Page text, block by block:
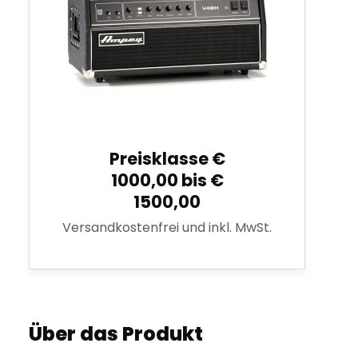
Preisklasse €
1000,00 bis €
1500,00
Versandkostenfrei und inkl. MwSt.
Über das Produkt